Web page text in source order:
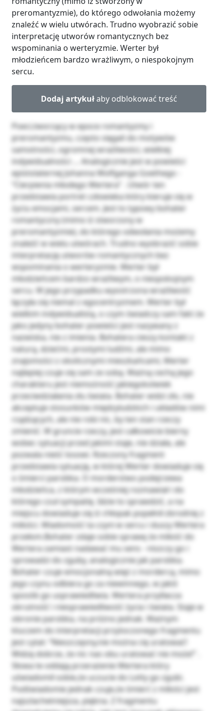
preromantyzmie), do którego odwołania możemy
znaleźć w wielu utwórach. Trudno wyobrazić sobie
interpretację utworów romantycznych bez
wspominania o werteryzmie. Werter był
młodzieńcem bardzo wrażliwym, o niespokojnym
sercu.
Dodaj artykułaby odblokować treść
Poeci,tworzący w epoce romantyzmy i
preromantyzmu, często sięgali do motywów
samotności, ogromnej wrażliwości, wielkiej
indywidualności … Analogicznie jest w powieści
epistolaternej Johanna Wolfganga Goethego -
‘‘Cierpienia młodego Wertera’’ . Utwór ten
przedstawia portret człowieka który kieruje się w
życiu emocjami, sercem. Jest to typowy bohater
romantyczny (mimo iż stworzony w
preromantyzmie), do którego odwołania możemy
znaleźć w wielu utwórach. Trudno wyobrazić sobie
interpretację utworów romantycznych bez
wspominania o werteryzmie. Werter był
młodzieńcem bardzo wrażliwym, o niespokojnym
sercu. W jego przypadku wyostrzona wrażliwość
łączyła się niemal z egocentryzmem. Werter był
wielkim indywidualistą, o czym świadczy sam fakt że
jako jedyny bohater powieści jest nazywany z
nazwiska, nie z imienia. Bohatera cieszy kontakt z
naturą, dziećmi, prostymi ludźmi, ale mimo
znajomości z okolicznymi mieszkańcami, Werter
najlepiej czuje się sam ze sobą. Ważną cechą jego
charakteru jest niemożność jakiegokolwiek
przeciwdziałania złu świata. Bohater widzi zło, nie
akceptuje stosunków międzyludzkich i układów nimi
rządzących, ale nie robi nic, by ten stan rzeczy
zmienić. W gruncie rzeczy, jest całkowicie bierny
wobec sytuacji przed jakimi staje, nie działa, ale
pozwala nieść losowi. Rzeczony fragment
przedstawia sytuację, w której Werter dowiaduje się
o śmierci parobka. O morderstwo podejrzewa
młodzieńca, z którym wcześniej rozmawiał i do
którego czuł sympatię. Idzie to sprawdzić, a na
miejscu dowiaduje się iż chłopak popełnił zbrodnię z
miłości. Wiadomość ta czyni w sercu i duszy Wertera
przełom.Bohater zdaje sobie sprawę że miłość do
Wertera zamiast nadawać mu sens - niszczy go i
sprowadzi do zguby, analogicznie jak parobka.
Bohater czuje emocjonalną więż z mordercą, mimo
jego czynu odbiera go za niewinnego, w jakiś
sposób go usprawiedliwia. Wertera przytłacza
okrutność i niesprawiedliwość życia i świata. Staje w
obronie parobka, na próżno jednak. Ważnym
kluczem do interpretacji przytoczonego fragmentu
jest cytat: ‘‘Nieszczęsny,nie można cię uratować!
Widzę dobrze, że nic nas obu uratować nie może!’’ .
Słowa te oddają przerażenie Wertera który
uświadomił sobie,że uczucie do Lotty go zgubi.
Podświadomie jednak czuje,że śmierć z miłości jest
najszlachetniejsza, piękna. Z fragmentu